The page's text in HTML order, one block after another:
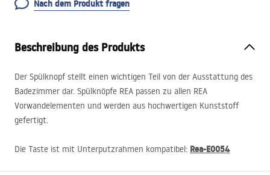
Nach dem Produkt fragen
Beschreibung des Produkts
Der Spülknopf stellt einen wichtigen Teil von der Ausstattung des
Badezimmer dar. Spülknöpfe REA passen zu allen REA
Vorwandelementen und werden aus hochwertigen Kunststoff
gefertigt.
Die Taste ist mit Unterputzrahmen kompatibel: Rea-E0054